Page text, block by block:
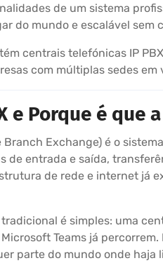
de um sistema
do mundo e escalável sem
centrais telefónicas IP
com múltiplas sedes em
e Porque é que
Exchange) é o
de entrada e saída,
de rede e internet já
é simples: uma
Teams já
parte do mundo onde